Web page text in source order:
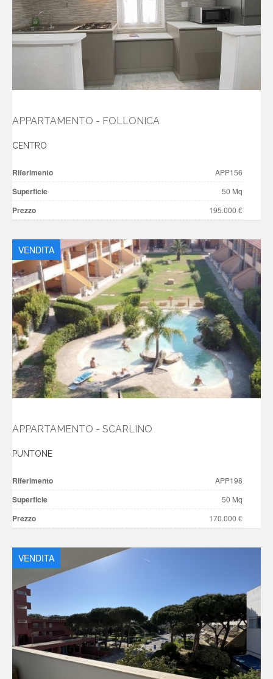
APPARTAMENTO - FOLLONICA
CENTRO
Riferimento APP156
Superficie 50 Mq
Prezzo 195.000 €
VENDITA
APPARTAMENTO - SCARLINO
PUNTONE
Riferimento APP198
Superficie 50 Mq
Prezzo 170.000 €
VENDITA